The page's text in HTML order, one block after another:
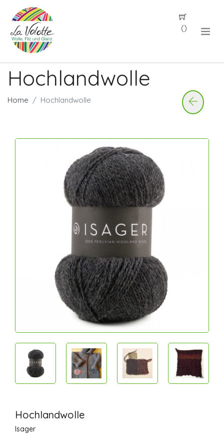
()
Hochlandwolle
Home Hochlandwolle
Hochlandwolle
Isager